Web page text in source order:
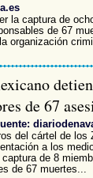
la captura de
de 67
organización
de 67
del cártel de los
a los
de 8
de 67 muertes...